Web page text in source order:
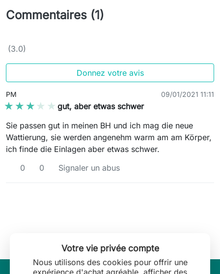
Commentaires (1)
(3.0)
Donnez votre avis
PM 09/01/2021 11:11
★★★★★
★★★★★ gut, aber etwas schwer
Sie passen gut in meinen BH und ich mag die neue
Wattierung, sie werden angenehm warm am am Körper,
ich finde die Einlagen aber etwas schwer.
0
0 Signaler un abus
Votre vie privée compte
Nous utilisons des cookies pour offrir une
expérience d'achat agréable, afficher des